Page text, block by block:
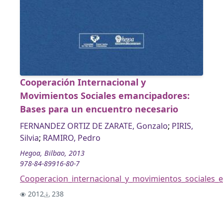
Cooperación Internacional y
Movimientos Sociales emancipadores:
Bases para un encuentro necesario
FERNANDEZ ORTIZ DE ZARATE, Gonzalo; PIRIS,
Silvia; RAMIRO, Pedro
Hegoa, Bilbao, 2013
978-84-89916-80-7
2012 238